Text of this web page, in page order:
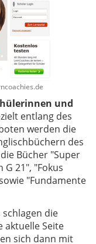
und
entlang des
werden die
des
Bücher "Super
G 21", "Fokus
"Fundamente
die
aktuelle Seite
sich dann mit